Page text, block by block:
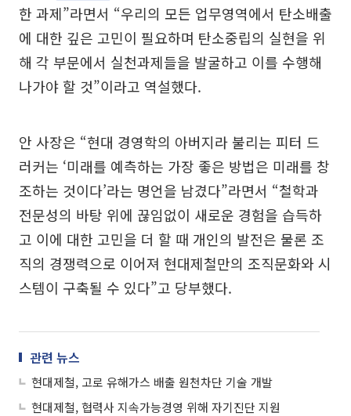
한 과제”라면서 “우리의 모든 업무영역에서 탄소배출
에 대한 깊은 고민이 필요하며 탄소중립의 실현을 위
해 각 부문에서 실천과제들을 발굴하고 이를 수행해
나가야 할 것”이라고 역설했다.
안 사장은 “현대 경영학의 아버지라 불리는 피터 드
러커는 ‘미래를 예측하는 가장 좋은 방법은 미래를 창
조하는 것이다’라는 명언을 남겼다”라면서 “철학과
전문성의 바탕 위에 끊임없이 새로운 경험을 습득하
고 이에 대한 고민을 더 할 때 개인의 발전은 물론 조
직의 경쟁력으로 이어져 현대제철만의 조직문화와 시
스템이 구축될 수 있다”고 당부했다.
관련 뉴스
현대제철, 고로 유해가스 배출 원천차단 기술 개발
현대제철, 협력사 지속가능경영 위해 자기진단 지원